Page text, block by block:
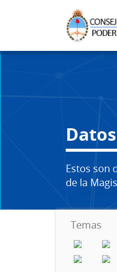
Datos
Estos son
de la
Temas